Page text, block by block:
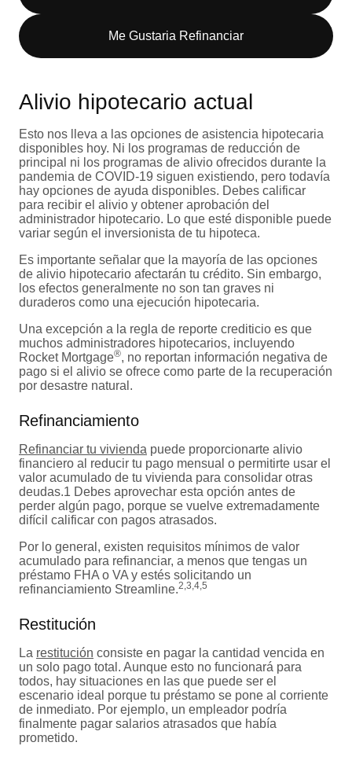
Me Gustaria Refinanciar
Alivio hipotecario actual
Esto nos lleva a las opciones de asistencia hipotecaria
disponibles hoy. Ni los programas de reducción de
principal ni los programas de alivio ofrecidos durante la
pandemia de COVID-19 siguen existiendo, pero todavía
hay opciones de ayuda disponibles. Debes calificar
para recibir el alivio y obtener aprobación del
administrador hipotecario. Lo que esté disponible puede
variar según el inversionista de tu hipoteca.
Es importante señalar que la mayoría de las opciones
de alivio hipotecario afectarán tu crédito. Sin embargo,
los efectos generalmente no son tan graves ni
duraderos como una ejecución hipotecaria.
Una excepción a la regla de reporte crediticio es que
muchos administradores hipotecarios, incluyendo
Rocket Mortgage®, no reportan información negativa de
pago si el alivio se ofrece como parte de la recuperación
por desastre natural.
Refinanciamiento
Refinanciar tu vivienda puede proporcionarte alivio
financiero al reducir tu pago mensual o permitirte usar el
valor acumulado de tu vivienda para consolidar otras
deudas.1 Debes aprovechar esta opción antes de
perder algún pago, porque se vuelve extremadamente
difícil calificar con pagos atrasados.
Por lo general, existen requisitos mínimos de valor
acumulado para refinanciar, a menos que tengas un
préstamo FHA o VA y estés solicitando un
refinanciamiento Streamline.2,3,4,5
Restitución
La restitución consiste en pagar la cantidad vencida en
un solo pago total. Aunque esto no funcionará para
todos, hay situaciones en las que puede ser el
escenario ideal porque tu préstamo se pone al corriente
de inmediato. Por ejemplo, un empleador podría
finalmente pagar salarios atrasados que había
prometido.